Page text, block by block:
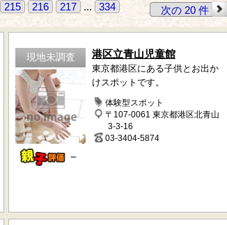
215 216 217 ... 334 次の 20 件
現地未調査
－
港区立青山児童館
東京都港区にある子供とお出か
けスポットです。
体験型スポット
〒107-0061 東京都港区北青山
3-3-16
03-3404-5874